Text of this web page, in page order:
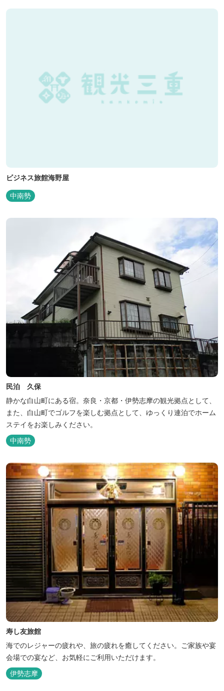
ビジネス旅館海野屋
中南勢
民泊 久保
静かな白山町にある宿。奈良・京都・伊勢志摩の観光拠点として、
また、白山町でゴルフを楽しむ拠点として、ゆっくり連泊でホーム
ステイをお楽しみください。
中南勢
寿し友旅館
海でのレジャーの疲れや、旅の疲れを癒してください。ご家族や宴
会場での宴など、お気軽にご利用いただけます。
伊勢志摩